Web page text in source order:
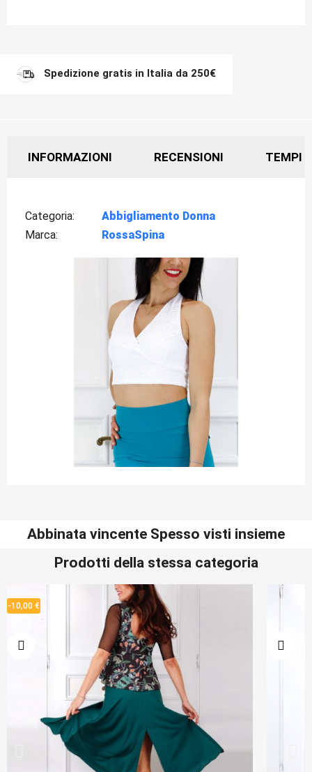
Spedizione gratis in Italia da 250€
INFORMAZIONI RECENSIONI TEMPI
Categoria
Abbigliamento Donna
Marca
RossaSpina
Abbinata vincente Spesso visti insieme
Prodotti della stessa categoria
-10,00 €